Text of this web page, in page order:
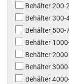
Behälter 200-
Behälter 300-
Behälter 500-
Behälter
Behälter
Behälter
Behälter